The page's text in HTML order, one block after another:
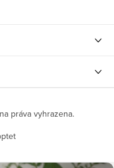
práva vyhrazena.